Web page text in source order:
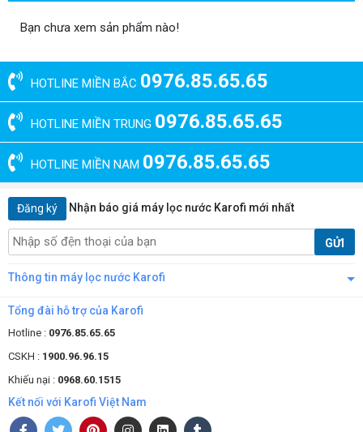
Bạn chưa xem sản phẩm nào!
HOTLINE MIỀN BẮC 0976.85.65.65
HOTLINE MIỀN TRUNG 0976.85.65.65
HOTLINE MIỀN NAM 0976.85.65.65
Đăng ký Nhận báo giá máy lọc nước Karofi mới nhất
GỬI
Thông tin máy lọc nước Karofi
Tổng đài hỗ trợ của Karofi
Hotline : 0976.85.65.65
CSKH : 1900.96.96.15
Khiếu nại : 0968.60.1515
Kết nối với Karofi Việt Nam